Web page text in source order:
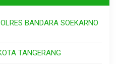
BANDARA SOEKARNO
TANGERANG